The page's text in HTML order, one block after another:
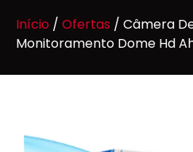
Início / Ofertas / Câmera
Monitoramento Dome Hd